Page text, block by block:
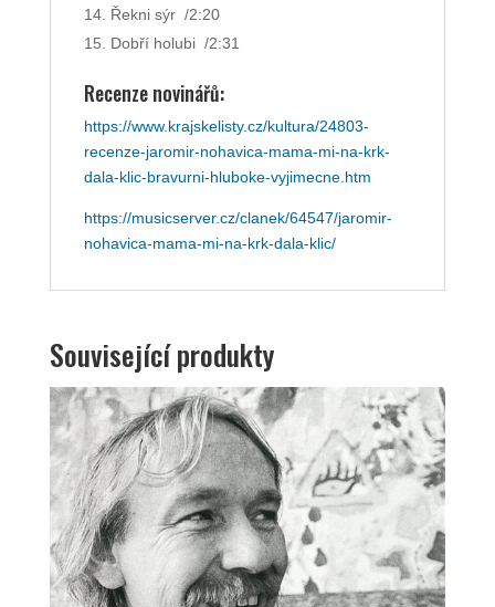
Řekni sýr /2:20
Dobří holubi /2:31
Recenze novinářů:
https://www.krajskelisty.cz/kultura/24803-
recenze-jaromir-nohavica-mama-mi-na-krk-
dala-klic-bravurni-hluboke-vyjimecne.htm
https://musicserver.cz/clanek/64547/jaromir-
nohavica-mama-mi-na-krk-dala-klic/
Související produkty